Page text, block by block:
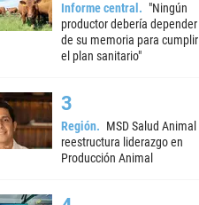
Informe central
"Ningún
productor debería depender
de su memoria para cumplir
el plan sanitario"
Región
MSD Salud Animal
reestructura liderazgo en
Producción Animal